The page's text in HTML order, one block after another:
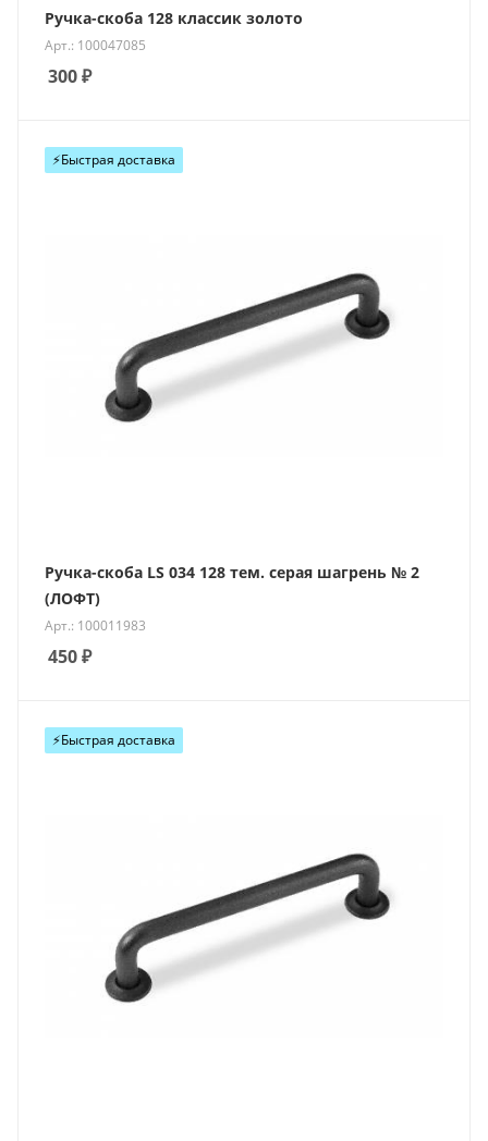
Ручка-скоба 128 классик золото
Арт.: 100047085
300₽
⚡️Быстрая доставка
Ручка-скоба LS 034 128 тем. серая шагрень № 2
(ЛОФТ)
Арт.: 100011983
450₽
⚡️Быстрая доставка